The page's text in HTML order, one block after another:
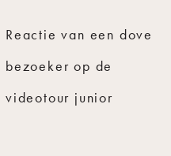
Reactie van een dove
bezoeker op de
videotour junior